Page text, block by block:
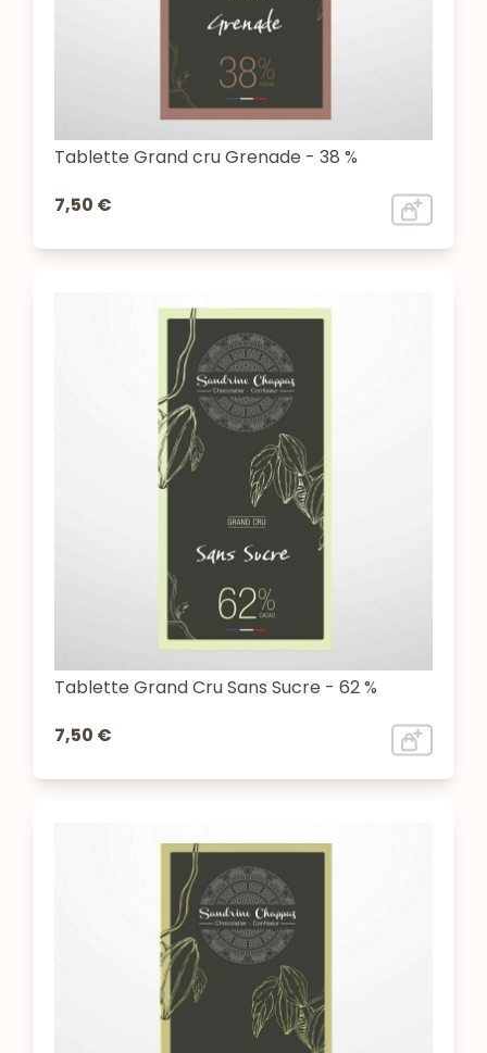
Tablette Grand cru Grenade - 38 %
7,50 €
Tablette Grand Cru Sans Sucre - 62 %
7,50 €